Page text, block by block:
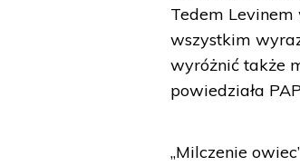
Tedem Levinem
wszystkim
wyróżnić także
powiedziała
„Milczenie